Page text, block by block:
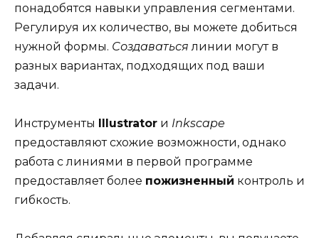
понадобятся навыки управления сегментами.
Регулируя их количество, вы можете добиться
нужной формы. Создаваться линии могут в
разных вариантах, подходящих под ваши
задачи.
Инструменты Illustrator и Inkscape
предоставляют схожие возможности, однако
работа с линиями в первой программе
предоставляет более пожизненный контроль и
гибкость.